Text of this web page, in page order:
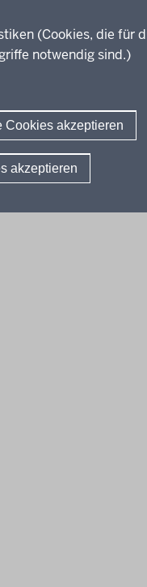
(Cookies, die für
notwendig sind.)
Cookies akzeptieren
akzeptieren
NRW